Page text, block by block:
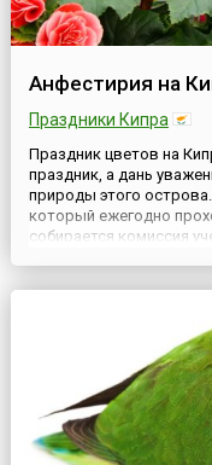
Анфестирия на
Праздники Кипра
Праздник цветов на
праздник, а дань
природы этого
который ежегодно
собирается комиссия